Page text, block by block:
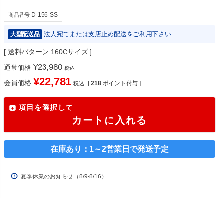
商品番号 D-156-SS
大型配送品 法人宛てまたは支店止め配送をご利用下さい
送料パターン 160Cサイズ
通常価格 ¥23,980 税込
会員価格 ¥22,781 税込 [ 218 ポイント付与 ]
項目を選択して
カートに入れる
在庫あり：1～2営業日で発送予定
夏季休業のお知らせ（8/9-8/16）